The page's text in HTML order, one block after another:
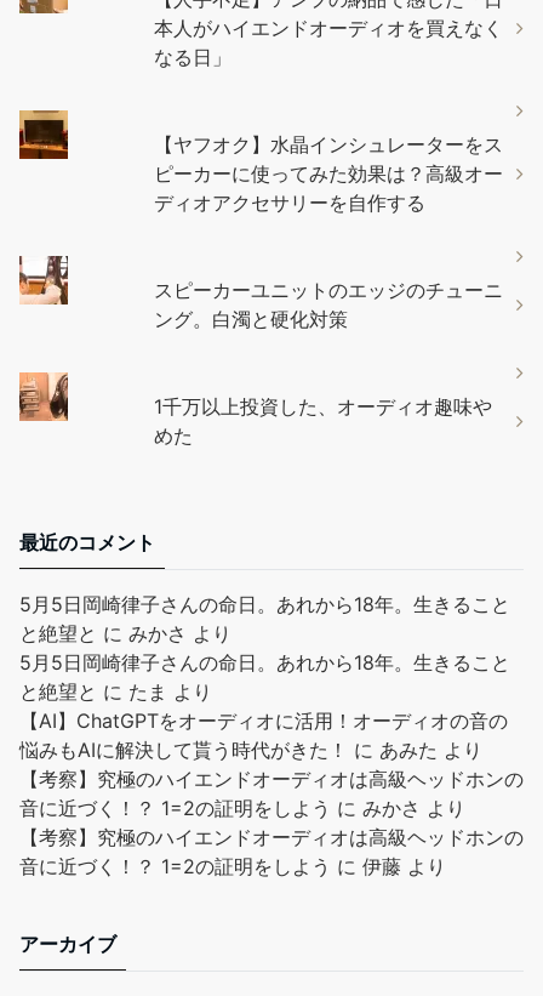
本人がハイエンドオーディオを買えなく
なる日」
【ヤフオク】水晶インシュレーターをス
ピーカーに使ってみた効果は？高級オー
ディオアクセサリーを自作する
スピーカーユニットのエッジのチューニ
ング。白濁と硬化対策
1千万以上投資した、オーディオ趣味や
めた
最近のコメント
5月5日岡崎律子さんの命日。あれから18年。生きること
と絶望と に みかさ より
5月5日岡崎律子さんの命日。あれから18年。生きること
と絶望と に たま より
【AI】ChatGPTをオーディオに活用！オーディオの音の
悩みもAIに解決して貰う時代がきた！
に あみた より
【考察】究極のハイエンドオーディオは高級ヘッドホンの
音に近づく！？ 1=2の証明をしよう に みかさ より
【考察】究極のハイエンドオーディオは高級ヘッドホンの
音に近づく！？ 1=2の証明をしよう に 伊藤 より
アーカイブ